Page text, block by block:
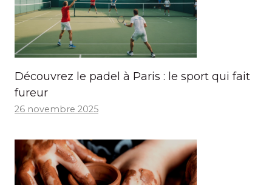
Découvrez le padel à Paris : le sport qui fait
fureur
26 novembre 2025